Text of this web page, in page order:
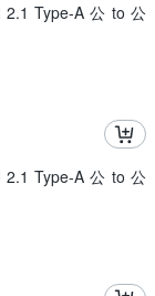
2.1 Type-A 公 to 公
2.1 Type-A 公 to 公